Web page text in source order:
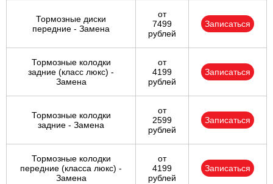
Тормозные диски
передние - Замена
от
7499
рублей
Записаться
Тормозные колодки
задние (класс люкс) -
Замена
от
4199
рублей
Записаться
Тормозные колодки
задние - Замена
от
2599
рублей
Записаться
Тормозные колодки
передние (класса люкс) -
Замена
от
4199
рублей
Записаться